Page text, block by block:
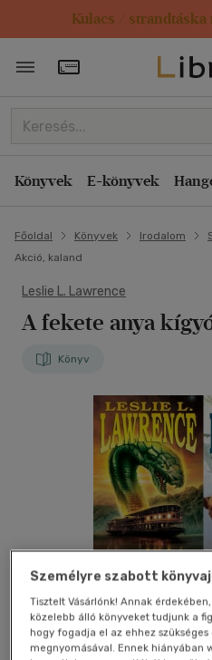
Kulacs / strandtáska
Törzsvásárlói Kártya
Könyvek E-könyvek
Főoldal Könyvek Irodalom
Akció, kaland
Leslie L. Lawrence
A fekete anya
Könyv
Kívánságlistához adom
Személyre szabott
Tisztelt Vásárlónk! Annak
közelebb álló könyveket tudjunk a
hogy fogadja el az ehhez
megnyomásával. Ennek hiányában